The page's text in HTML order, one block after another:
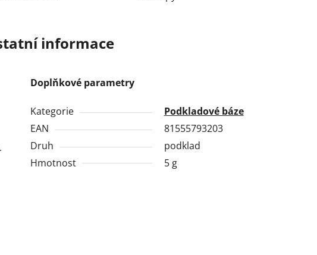
informace
Doplňkové parametry
Kategorie
Podkladové báze
EAN
81555793203
Druh
podklad
Hmotnost
5 g